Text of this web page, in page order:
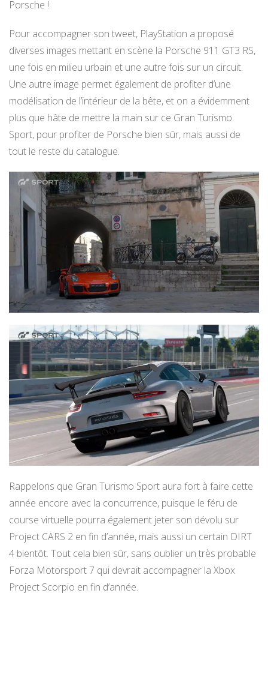
Porsche !
Pour accompagner son tweet, PlayStation a proposé
diverses images mettant en scène la Porsche 911 GT3 RS,
une fois en milieu urbain et une autre fois sur un circuit.
Une autre image permet également de profiter d’une
modélisation de l’intérieur de la bête, et on a évidemment
plus que hâte de mettre la main sur ce Gran Turismo
Sport, pour profiter de Porsche bien sûr, mais aussi de
tout le reste du catalogue.
Rappelons que Gran Turismo Sport aura fort à faire cette
année encore avec la concurrence, puisque le féru de
course virtuelle pourra également jeter son dévolu sur
Project CARS 2 en fin d’année, mais aussi un certain DIRT
4 bientôt. Tout cela bien sûr, sans oublier un très probable
Forza Motorsport 7 qui devrait accompagner la Xbox
Project Scorpio en fin d’année.